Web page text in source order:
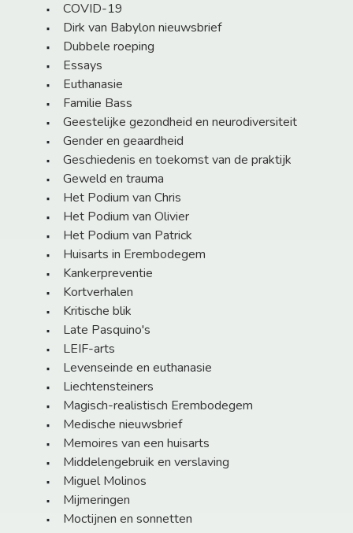
COVID-19
Dirk van Babylon nieuwsbrief
Dubbele roeping
Essays
Euthanasie
Familie Bass
Geestelijke gezondheid en neurodiversiteit
Gender en geaardheid
Geschiedenis en toekomst van de praktijk
Geweld en trauma
Het Podium van Chris
Het Podium van Olivier
Het Podium van Patrick
Huisarts in Erembodegem
Kankerpreventie
Kortverhalen
Kritische blik
Late Pasquino's
LEIF-arts
Levenseinde en euthanasie
Liechtensteiners
Magisch-realistisch Erembodegem
Medische nieuwsbrief
Memoires van een huisarts
Middelengebruik en verslaving
Miguel Molinos
Mijmeringen
Moctijnen en sonnetten